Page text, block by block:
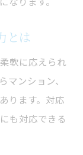
とは
軟に応えられ
マンション、
ります。対応
も対応できる